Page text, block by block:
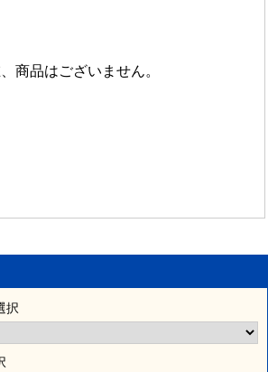
商品はございません。
択